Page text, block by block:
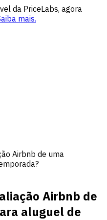
da PriceLabs, agora
mais.
Airbnb de uma
Airbnb de
aluguel de